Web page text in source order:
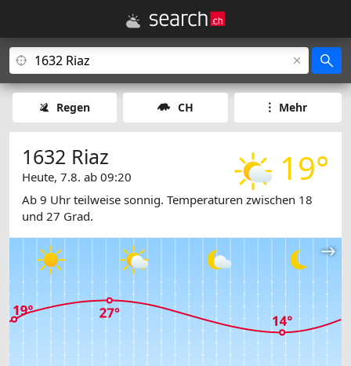
Regen CH Mehr
19°
1632 Riaz
Heute, 7.8. ab 09:20
Ab 9 Uhr teilweise sonnig. Temperaturen zwischen 18
und 27 Grad.